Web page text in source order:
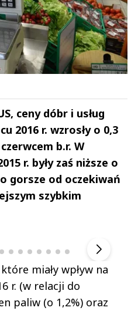
ceny dóbr i usług
2016 r. wzrosły o 0,3
b.r. W
r. były zaś niższe o
gorsze od oczekiwań
szybkim
miały wpływ na
r. (w relacji do
paliw (o 1,2%) oraz